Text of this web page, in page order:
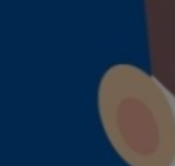
Les hits de Canal FM